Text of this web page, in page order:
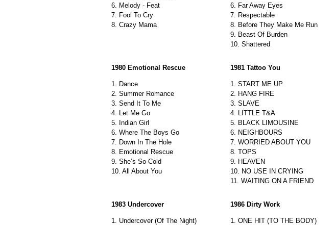
6. Melody - Feat
7. Fool To Cry
8. Crazy Mama
6. Far Away Eyes
7. Respectable
8. Before They Make Me Run
9. Beast Of Burden
10. Shattered
1980 Emotional Rescue
1. Dance
2. Summer Romance
3. Send It To Me
4. Let Me Go
5. Indian Girl
6. Where The Boys Go
7. Down In The Hole
8. Emotional Rescue
9. She’s So Cold
10. All About You
1981 Tattoo You
1. START ME UP
2. HANG FIRE
3. SLAVE
4. LITTLE T&A
5. BLACK LIMOUSINE
6. NEIGHBOURS
7. WORRIED ABOUT YOU
8. TOPS
9. HEAVEN
10. NO USE IN CRYING
11. WAITING ON A FRIEND
1983 Undercover
1. Undercover (Of The Night)
1986 Dirty Work
1. ONE HIT (TO THE BODY)